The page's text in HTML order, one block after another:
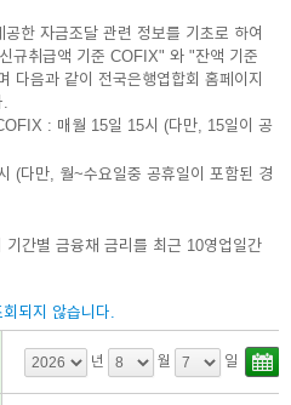
한 자금조달 관련 정보를 기초로 하여
규취급액 기준 COFIX" 와 "잔액 기준
음과 같이 전국은행엽합회 홈페이지
.
: 매월 15일 15시 (다만, 15일이 공
(다만, 월~수요일중 공휴일이 포함된 경
간별 금융채 금리를 최근 10영업일간
되지 않습니다.
년 월 일
청
팝